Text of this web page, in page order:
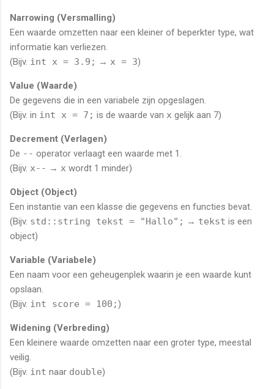
Narrowing (Versmalling)
Een waarde omzetten naar een kleiner of beperkter type, wat
informatie kan verliezen.
(Bijv. int x = 3.9; → x = 3)
Value (Waarde)
De gegevens die in een variabele zijn opgeslagen.
(Bijv. in int x = 7; is de waarde van x gelijk aan 7)
Decrement (Verlagen)
De -- operator verlaagt een waarde met 1.
(Bijv. x-- → x wordt 1 minder)
Object (Object)
Een instantie van een klasse die gegevens en functies bevat.
(Bijv. std::string tekst = "Hallo"; → tekst is een
object)
Variable (Variabele)
Een naam voor een geheugenplek waarin je een waarde kunt
opslaan.
(Bijv. int score = 100;)
Widening (Verbreding)
Een kleinere waarde omzetten naar een groter type, meestal
veilig.
(Bijv. int naar double)